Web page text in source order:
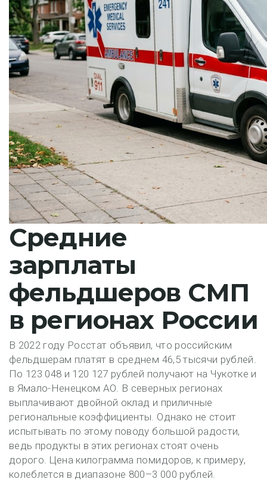
Средние
зарплаты
фельдшеров СМП
в регионах России
В 2022 году Росстат объявил, что российским
фельдшерам платят в среднем 46,5 тысячи рублей.
По 123 048 и 120 127 рублей получают на Чукотке и
в Ямало-Ненецком АО. В северных регионах
выплачивают двойной оклад и приличные
региональные коэффициенты. Однако не стоит
испытывать по этому поводу большой радости,
ведь продукты в этих регионах стоят очень
дорого. Цена килограмма помидоров, к примеру,
колеблется в диапазоне 800–3 000 рублей.